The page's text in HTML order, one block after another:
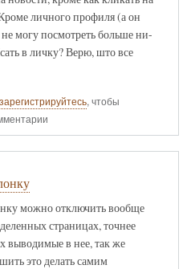
личного профиля (а он
могу посмотреть больше ни-
в личку? Верю, што все
зарегистрируйтесь, чтобы
можно отключить вообще
страницах, точнее
выводимые в нее, так же
это делать самим